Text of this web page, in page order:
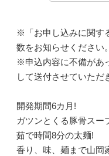
※「お申し込みに関す
数をお知らせください。
※申込内容に不備があ
して送付させていただ
開発期間6カ月!
ガツンとくる豚骨スー
茹で時間8分の太麺!
香り、味、麺まで山岡